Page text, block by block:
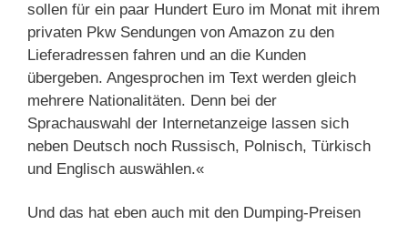
sollen für ein paar Hundert Euro im Monat mit ihrem
privaten Pkw Sendungen von Amazon zu den
Lieferadressen fahren und an die Kunden
übergeben. Angesprochen im Text werden gleich
mehrere Nationalitäten. Denn bei der
Sprachauswahl der Internetanzeige lassen sich
neben Deutsch noch Russisch, Polnisch, Türkisch
und Englisch auswählen.«
Und das hat eben auch mit den Dumping-Preisen